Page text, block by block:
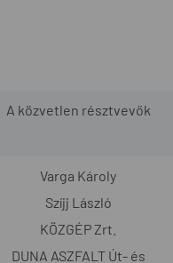
A közvetlen résztvevők
Varga Károly
Szíjj László
KÖZGÉP Zrt.
DUNA ASZFALT Út- és